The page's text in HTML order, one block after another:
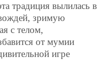
традиция вылилась в
зримую
с телом,
от мумии
игре